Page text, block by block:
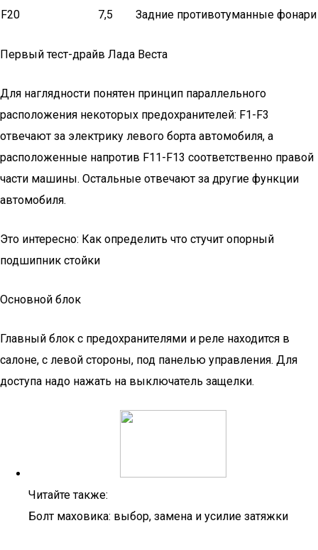
F20
7,5 Задние противотуманные фонари
Первый тест-драйв Лада Веста
Для наглядности понятен принцип параллельного
расположения некоторых предохранителей: F1-F3
отвечают за электрику левого борта автомобиля, а
расположенные напротив F11-F13 соответственно правой
части машины. Остальные отвечают за другие функции
автомобиля.
Это интересно: Как определить что стучит опорный
подшипник стойки
Основной блок
Главный блок с предохранителями и реле находится в
салоне, с левой стороны, под панелью управления. Для
доступа надо нажать на выключатель защелки.
Читайте также:
Болт маховика: выбор, замена и усилие затяжки